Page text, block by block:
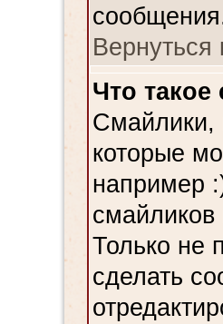
Вернуться
Что такое
Смайлики,
которые
например
Только не
сделать